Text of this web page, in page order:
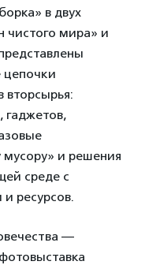
в двух
чистого мира» и
вторсырья:
гаджетов,
и решения
среде с
ресурсов.
—